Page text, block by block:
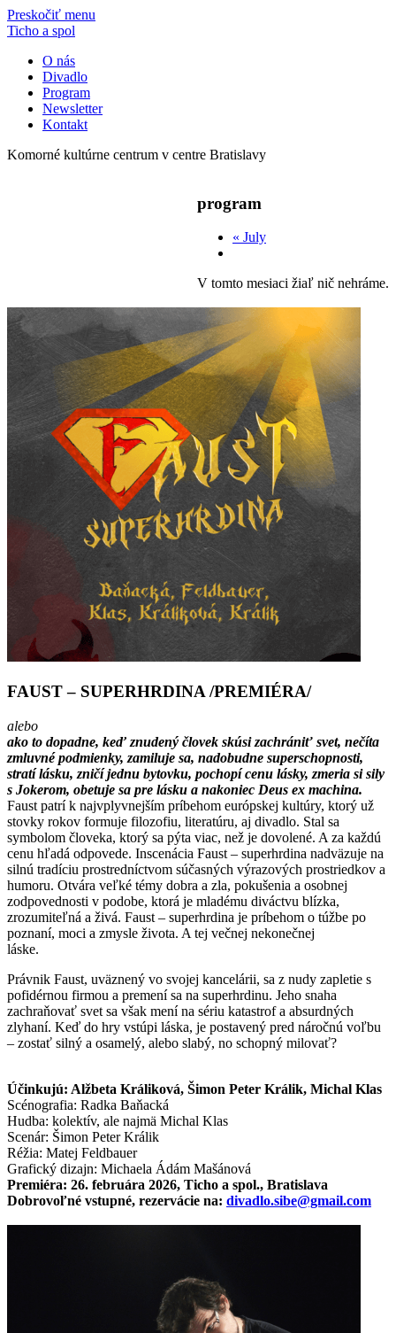
Preskočiť menu
Ticho a spol
O nás
Divadlo
Program
Newsletter
Kontakt
Komorné kultúrne centrum v centre Bratislavy
program
« July
V tomto mesiaci žiaľ nič nehráme.
FAUST – SUPERHRDINA /PREMIÉRA/
alebo
ako to dopadne, keď znudený človek skúsi zachrániť svet, nečíta
zmluvné podmienky, zamiluje sa, nadobudne superschopnosti,
stratí lásku, zničí jednu bytovku, pochopí cenu lásky, zmeria si sily
s Jokerom, obetuje sa pre lásku a nakoniec Deus ex machina.
Faust patrí k najvplyvnejším príbehom európskej kultúry, ktorý už
stovky rokov formuje filozofiu, literatúru, aj divadlo. Stal sa
symbolom človeka, ktorý sa pýta viac, než je dovolené. A za každú
cenu hľadá odpovede. Inscenácia Faust – superhrdina nadväzuje na
silnú tradíciu prostredníctvom súčasných výrazových prostriedkov a
humoru. Otvára veľké témy dobra a zla, pokušenia a osobnej
zodpovednosti v podobe, ktorá je mladému diváctvu blízka,
zrozumiteľná a živá. Faust – superhrdina je príbehom o túžbe po
poznaní, moci a zmysle života. A tej večnej nekonečnej
láske.
Právnik Faust, uväznený vo svojej kancelárii, sa z nudy zapletie s
pofidérnou firmou a premení sa na superhrdinu. Jeho snaha
zachraňovať svet sa však mení na sériu katastrof a absurdných
zlyhaní. Keď do hry vstúpi láska, je postavený pred náročnú voľbu
– zostať silný a osamelý, alebo slabý, no schopný milovať?
Účinkujú: Alžbeta Králiková, Šimon Peter Králik, Michal Klas
Scénografia: Radka Baňacká
Hudba: kolektív, ale najmä Michal Klas
Scenár: Šimon Peter Králik
Réžia: Matej Feldbauer
Grafický dizajn: Michaela Ádám Mašánová
Premiéra: 26. februára 2026, Ticho a spol., Bratislava
Dobrovoľné vstupné, rezervácie na: divadlo.sibe@gmail.com